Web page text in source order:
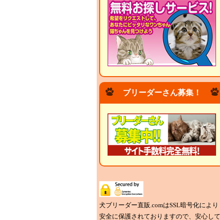
ブリーダーさん募集！
犬ブリーダー直販.comはSSL暗号化により
安全に保護されておりますので、安心して